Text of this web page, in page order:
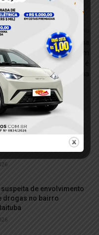
Adolescente denuncia
agressão e abuso em
Jacareacanga; suspeito é
localizado pela polícia
com registro
suspeita de envolvimento
drogas no bairro